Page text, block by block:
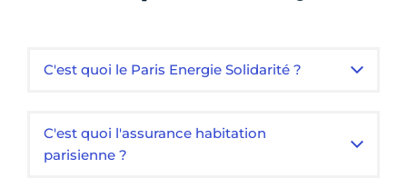
C'est quoi le Paris Energie Solidarité ?
C'est quoi l'assurance habitation
parisienne ?